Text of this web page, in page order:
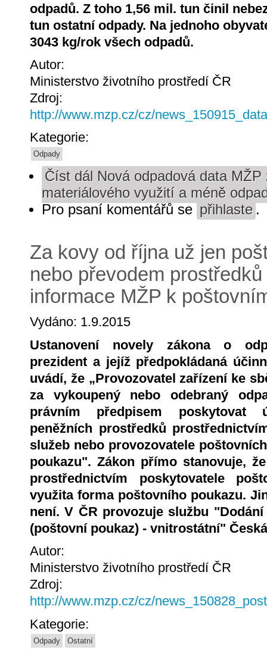
odpadů. Z toho 1,56 mil. tun činil
tun ostatní odpady. Na jednoho
3043 kg/rok všech odpadů.
Autor:
Ministerstvo životního prostředí ČR
Zdroj:
http://www.mzp.cz/cz/
Kategorie:
Odpady
Číst dál Nová odpadová data
materiálového využití a méně
Pro psaní komentářů se přihlaste .
Za kovy od října už jen
nebo převodem
informace MŽP k
Vydáno: 1.9.2015
Ustanovení novely zákona o
prezident a jejíž předpokládaná
uvádí, že „Provozovatel zařízení ke
za vykoupený nebo odebraný
právním předpisem poskytovat
peněžních prostředků
služeb nebo provozovatele
poukazu". Zákon přímo stanovuje,
prostřednictvím poskytovatele
využita forma poštovního poukazu.
není. V ČR provozuje službu
(poštovní poukaz) - vnitrostátní"
Autor:
Ministerstvo životního prostředí ČR
Zdroj:
http://www.mzp.cz/cz/
Kategorie:
Odpady Ostatní